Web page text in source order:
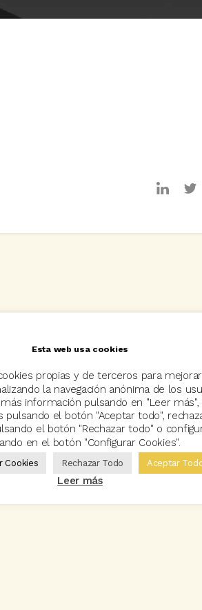
Esta web usa cookies
propias y de terceros para
la navegación anónima de los
información pulsando en "Leer más",
pulsando el botón "Aceptar todo",
el botón "Rechazar todo" o
en el botón "Configurar Cookies".
Cookies Rechazar Todo Aceptar
Leer más